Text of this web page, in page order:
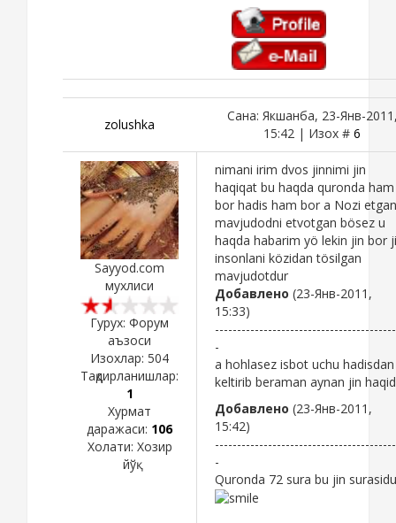
zolushka
Сана: Якшанба, 23-Янв-
15:42 | Изох # 6
Sayyod.com
мухлиси
Гурух: Форум
аъзоси
Изохлар: 504
Тақдирланишлар:
1
Хурмат
даражаси: 106
Холати: Хозир
йўқ
nimani irim dvos jinnimi jin
haqiqat bu haqda quronda ham
bor hadis ham bor a Nozi etgan
mavjudodni etvotgan bösez u
haqda habarim yö lekin jin bor
insonlani közidan tösilgan
mavjudotdur
Добавлено (23-Янв-2011,
15:33)
-
a hohlasez isbot uchu hadisdan
keltirib beraman aynan jin
Добавлено (23-Янв-2011,
15:42)
-
Quronda 72 sura bu jin